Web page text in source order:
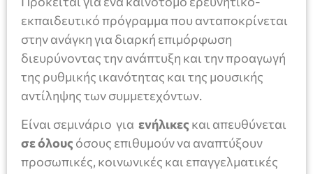
εκπαιδευτικό πρόγραμμα που ανταποκρίνεται
στην ανάγκη για διαρκή επιμόρφωση
διευρύνοντας την ανάπτυξη και την προαγωγή
της ρυθμικής ικανότητας και της μουσικής
αντίληψης των συμμετεχόντων.
Είναι σεμινάριο για ενήλικες και απευθύνεται
σε όλους όσους επιθυμούν να αναπτύξουν
προσωπικές, κοινωνικές και επαγγελματικές